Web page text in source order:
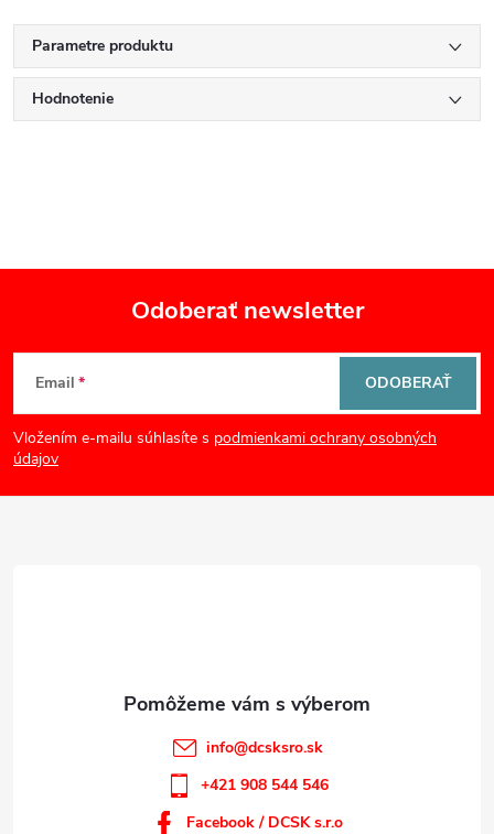
Parametre produktu
Hodnotenie
Z
á
p
Odoberať newsletter
Email
Vložením e-mailu súhlasíte s podmienkami ochrany osobných
údajov
ODOBERAŤ
info@dcsksro.sk
+421 908 544 546
Facebook / DCSK s.r.o